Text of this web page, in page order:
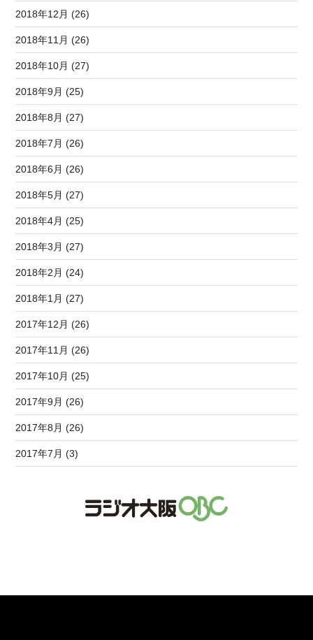
2018年12月 (26)
2018年11月 (26)
2018年10月 (27)
2018年9月 (25)
2018年8月 (27)
2018年7月 (26)
2018年6月 (26)
2018年5月 (27)
2018年4月 (25)
2018年3月 (27)
2018年2月 (24)
2018年1月 (27)
2017年12月 (26)
2017年11月 (26)
2017年10月 (25)
2017年9月 (26)
2017年8月 (26)
2017年7月 (3)